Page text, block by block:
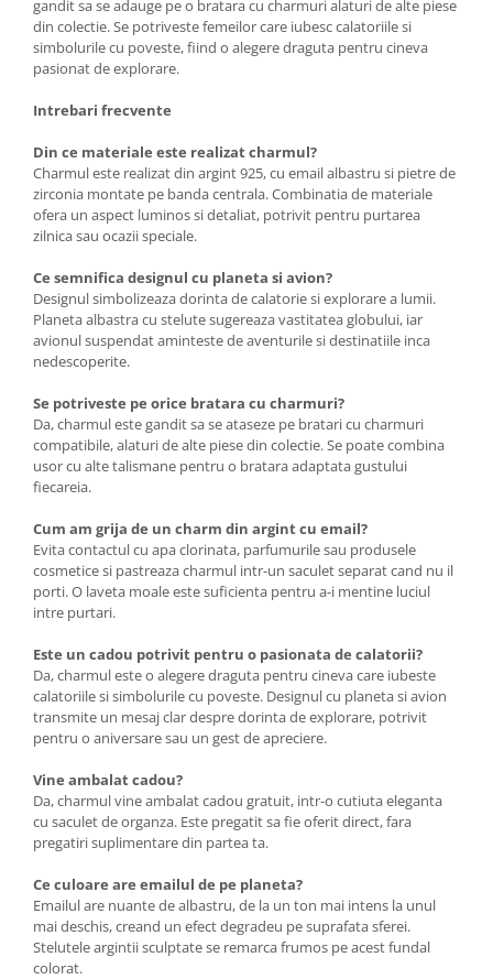
gandit sa se adauge pe o bratara cu charmuri alaturi de alte piese
din colectie. Se potriveste femeilor care iubesc calatoriile si
simbolurile cu poveste, fiind o alegere draguta pentru cineva
pasionat de explorare.
Intrebari frecvente
Din ce materiale este realizat charmul?
Charmul este realizat din argint 925, cu email albastru si pietre de
zirconia montate pe banda centrala. Combinatia de materiale
ofera un aspect luminos si detaliat, potrivit pentru purtarea
zilnica sau ocazii speciale.
Ce semnifica designul cu planeta si avion?
Designul simbolizeaza dorinta de calatorie si explorare a lumii.
Planeta albastra cu stelute sugereaza vastitatea globului, iar
avionul suspendat aminteste de aventurile si destinatiile inca
nedescoperite.
Se potriveste pe orice bratara cu charmuri?
Da, charmul este gandit sa se ataseze pe bratari cu charmuri
compatibile, alaturi de alte piese din colectie. Se poate combina
usor cu alte talismane pentru o bratara adaptata gustului
fiecareia.
Cum am grija de un charm din argint cu email?
Evita contactul cu apa clorinata, parfumurile sau produsele
cosmetice si pastreaza charmul intr-un saculet separat cand nu il
porti. O laveta moale este suficienta pentru a-i mentine luciul
intre purtari.
Este un cadou potrivit pentru o pasionata de calatorii?
Da, charmul este o alegere draguta pentru cineva care iubeste
calatoriile si simbolurile cu poveste. Designul cu planeta si avion
transmite un mesaj clar despre dorinta de explorare, potrivit
pentru o aniversare sau un gest de apreciere.
Vine ambalat cadou?
Da, charmul vine ambalat cadou gratuit, intr-o cutiuta eleganta
cu saculet de organza. Este pregatit sa fie oferit direct, fara
pregatiri suplimentare din partea ta.
Ce culoare are emailul de pe planeta?
Emailul are nuante de albastru, de la un ton mai intens la unul
mai deschis, creand un efect degradeu pe suprafata sferei.
Stelutele argintii sculptate se remarca frumos pe acest fundal
colorat.